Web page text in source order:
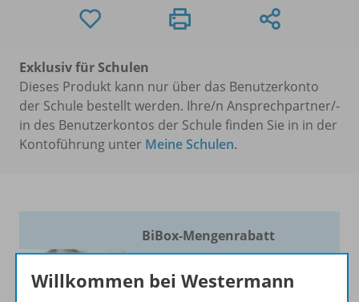
Exklusiv für Schulen
Dieses Produkt kann nur über das Benutzerkonto
der Schule bestellt werden. Ihre/n Ansprechpartner/-
in des Benutzerkontos der Schule finden Sie in in der
Kontoführung unter Meine Schulen.
BiBox-Mengenrabatt
allen weiteren 25% sparen!
Willkommen bei Westermann